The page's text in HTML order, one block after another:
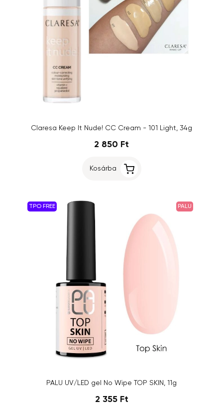
Claresa Keep It Nude! CC Cream - 101 Light, 34g
2 850 Ft
Kosárba
TPO FREE PALU
PALU UV/LED gel No Wipe TOP SKIN, 11g
2 355 Ft